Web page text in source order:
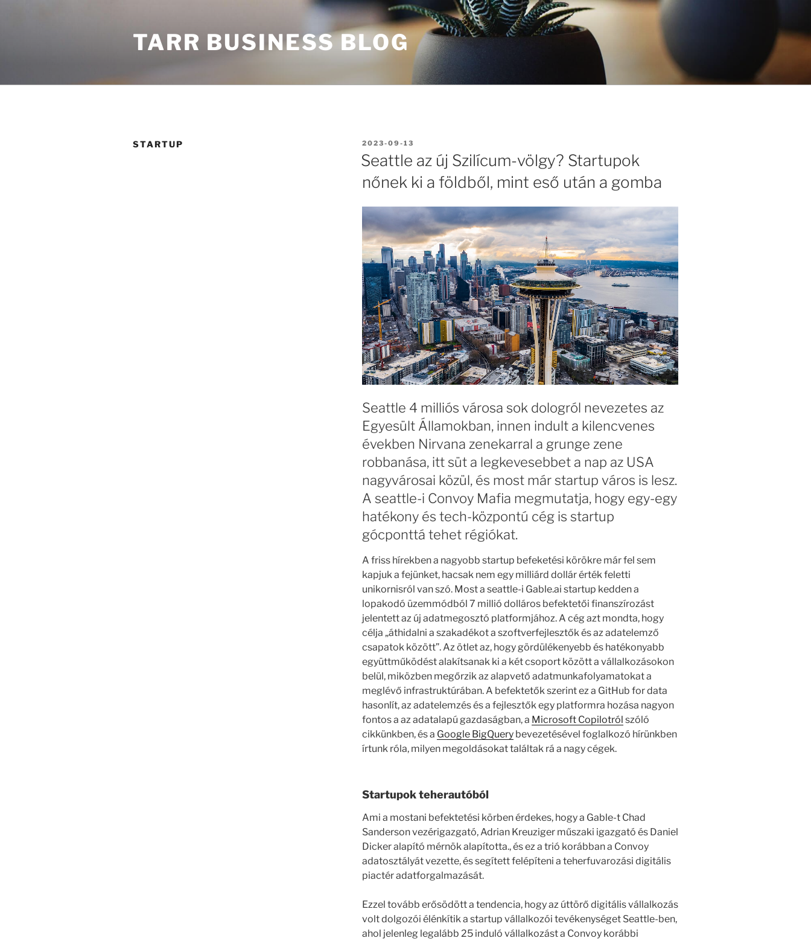
TARR BUSINESS BLOG
STARTUP BEKÜLDVE:
2023-09-13
Seattle az új Szilícum-völgy? Startupok
nőnek ki a földből, mint eső után a gomba
Seattle 4 milliós városa sok dologról nevezetes az
Egyesült Államokban, innen indult a kilencvenes
években Nirvana zenekarral a grunge zene
robbanása, itt süt a legkevesebbet a nap az USA
nagyvárosai közül, és most már startup város is lesz.
A seattle-i Convoy Mafia megmutatja, hogy egy-egy
hatékony és tech-központú cég is startup
gócponttá tehet régiókat.
A friss hírekben a nagyobb startup befeketési körökre már fel sem
kapjuk a fejünket, hacsak nem egy milliárd dollár érték feletti
unikornisról van szó. Most a seattle-i Gable.ai startup kedden a
lopakodó üzemmódból 7 millió dolláros befektetői finanszírozást
jelentett az új adatmegosztó platformjához. A cég azt mondta, hogy
célja „áthidalni a szakadékot a szoftverfejlesztők és az adatelemző
csapatok között”. Az ötlet az, hogy gördülékenyebb és hatékonyabb
együttműködést alakítsanak ki a két csoport között a vállalkozásokon
belül, miközben megőrzik az alapvető adatmunkafolyamatokat a
meglévő infrastruktúrában. A befektetők szerint ez a GitHub for data
hasonlít, az adatelemzés és a fejlesztők egy platformra hozása nagyon
fontos a az adatalapú gazdaságban, a Microsoft Copilotról szóló
cikkünkben, és a Google BigQuerybevezetésével foglalkozó hírünkben
írtunk róla, milyen megoldásokat találtak rá a nagy cégek.
Startupok teherautóból
Ami a mostani befektetési körben érdekes, hogy a Gable-t Chad
Sanderson vezérigazgató, Adrian Kreuziger műszaki igazgató és Daniel
Dicker alapító mérnök alapította., és ez a trió korábban a Convoy
adatosztályát vezette, és segített felépíteni a teherfuvarozási digitális
piactér adatforgalmazását.
Ezzel tovább erősödött a tendencia, hogy az úttörő digitális vállalkozás
volt dolgozói élénkítik a startup vállalkozói tevékenységet Seattle-ben,
ahol jelenleg legalább 25 induló vállalkozást a Convoy korábbi